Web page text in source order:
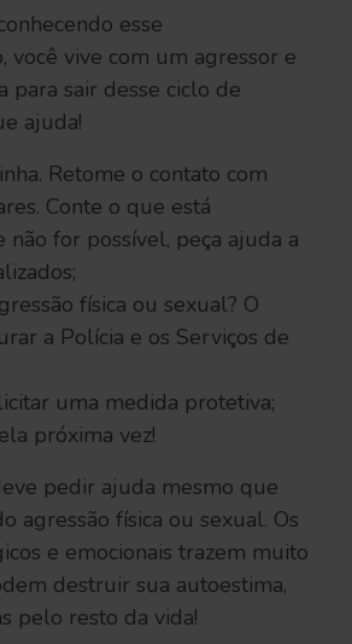
esse
você vive com um agressor e
para sair desse ciclo de
ajuda!
Retome o contato com
Conte o que está
não for possível, peça ajuda a
física ou sexual? O
a Polícia e os Serviços de
uma medida protetiva;
próxima vez!
pedir ajuda mesmo que
agressão física ou sexual. Os
e emocionais trazem muito
destruir sua autoestima,
pelo resto da vida!